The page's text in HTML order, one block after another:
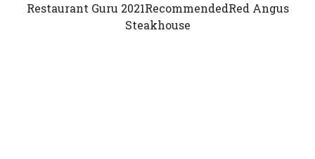
Restaurant Guru 2021RecommendedRed Angus
Steakhouse